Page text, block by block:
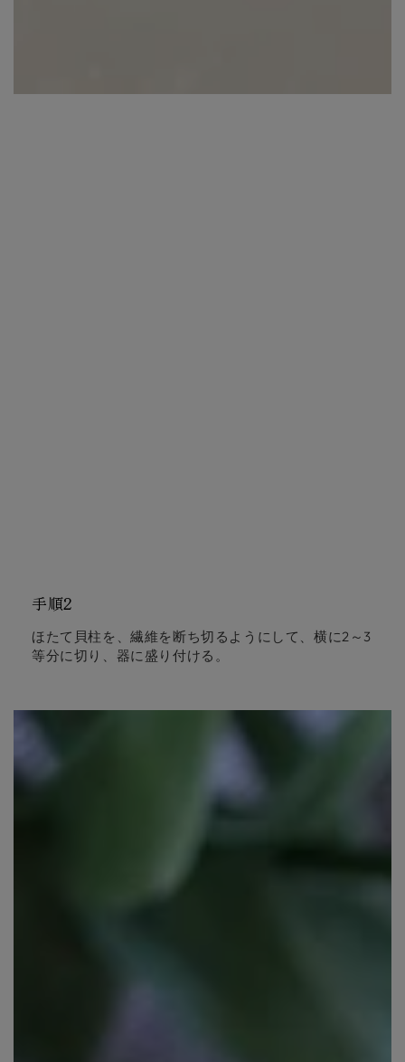
手順2
ほたて貝柱を、繊維を断ち切るようにして、横に2～3
等分に切り、器に盛り付ける。